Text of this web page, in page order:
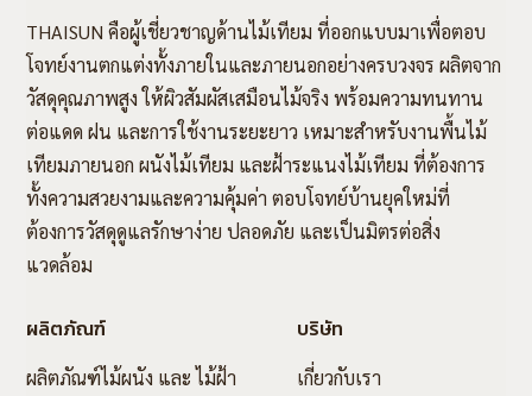
THAISUN คือผู้เชี่ยวชาญด้านไม้เทียม ที่ออกแบบมาเพื่อตอบ
โจทย์งานตกแต่งทั้งภายในและภายนอกอย่างครบวงจร ผลิตจาก
วัสดุคุณภาพสูง ให้ผิวสัมผัสเสมือนไม้จริง พร้อมความทนทาน
ต่อแดด ฝน และการใช้งานระยะยาว เหมาะสำหรับงานพื้นไม้
เทียมภายนอก ผนังไม้เทียม และฝ้าระแนงไม้เทียม ที่ต้องการ
ทั้งความสวยงามและความคุ้มค่า ตอบโจทย์บ้านยุคใหม่ที่
ต้องการวัสดุดูแลรักษาง่าย ปลอดภัย และเป็นมิตรต่อสิ่ง
แวดล้อม
ผลิตภัณฑ์
ผลิตภัณฑ์ไม้ผนัง และ ไม้ฝ้า
บริษัท
เกี่ยวกับเรา